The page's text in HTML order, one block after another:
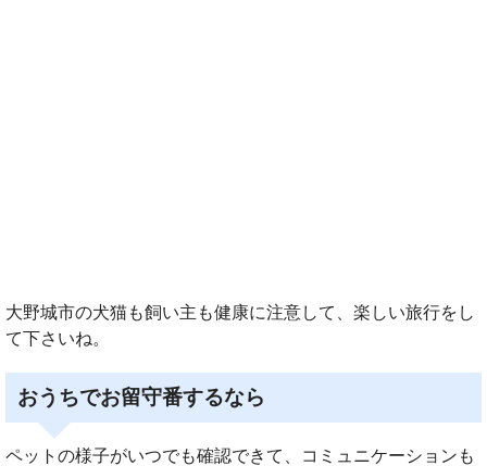
大野城市の犬猫も飼い主も健康に注意して、楽しい旅行をし
て下さいね。
おうちでお留守番するなら
ペットの様子がいつでも確認できて、コミュニケーションも